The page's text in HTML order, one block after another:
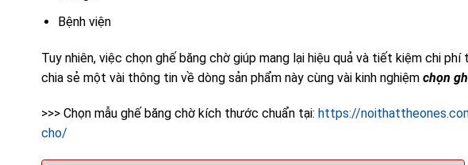
Bệnh viện
Tuy nhiên, việc chọn ghế băng chờ giúp mang lại hiệu quả và tiết kiệm chi
chia sẻ một vài thông tin về dòng sản phẩm này cùng vài kinh nghiệm chọn
>>> Chọn mẫu ghế băng chờ kích thước chuẩn tại: https://
cho/